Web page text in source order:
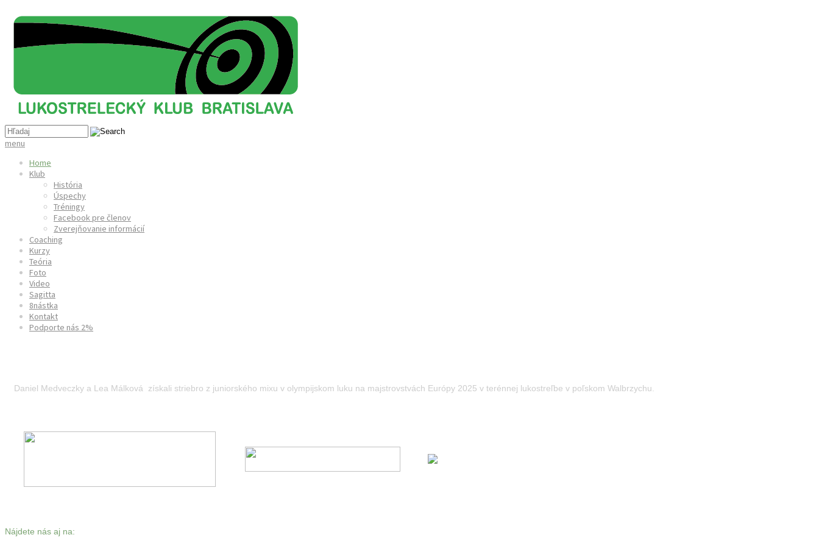
menu
Home
Klub
História
Úspechy
Tréningy
Facebook pre členov
Zverejňovanie informácií
Coaching
Kurzy
Teória
Foto
Video
Sagitta
8nástka
Kontakt
Podporte nás 2%
Daniel Medveczky a Lea Málková získali striebro z juniorského mixu v olympijskom luku na majstrovstvách Európy 2025 v terénnej lukostreľbe v poľskom Walbrzychu.
Nájdete nás aj na: